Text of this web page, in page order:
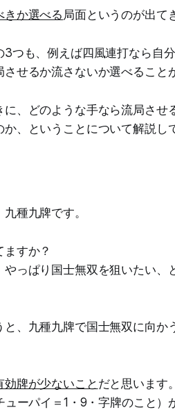
きか選べる 局面というのが出て
つも、例えば四風連打なら自
せるか流さないか選べること
、どのような手なら流局させ
、ということについて解説し
種九牌です。
すか？
っぱり国士無双を狙いたい、
、九種九牌で国士無双に向か
効牌が少ないこと だと思います。
ーパイ＝1・9・字牌のこと）